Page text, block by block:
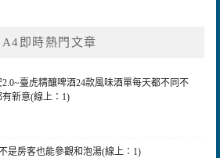
即時熱門文章
臺虎精釀啤酒24款風味酒單每天都不同不
新意(線上：1)
是房客也能參觀和泡湯(線上：1)